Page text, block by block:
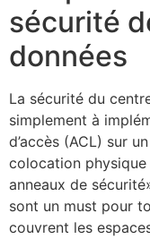
sécurité
données
La sécurité du
simplement à
d’accès (ACL) sur
colocation physique
anneaux de
sont un must pour
couvrent les